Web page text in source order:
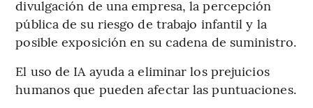
divulgación de una empresa, la percepción
pública de su riesgo de trabajo infantil y la
posible exposición en su cadena de suministro.
El uso de IA ayuda a eliminar los prejuicios
humanos que pueden afectar las puntuaciones.